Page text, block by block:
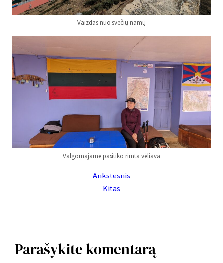
Vaizdas nuo svečių namų
Valgomajame pasitiko rimta vėliava
Ankstesnis
Kitas
Parašykite komentarą